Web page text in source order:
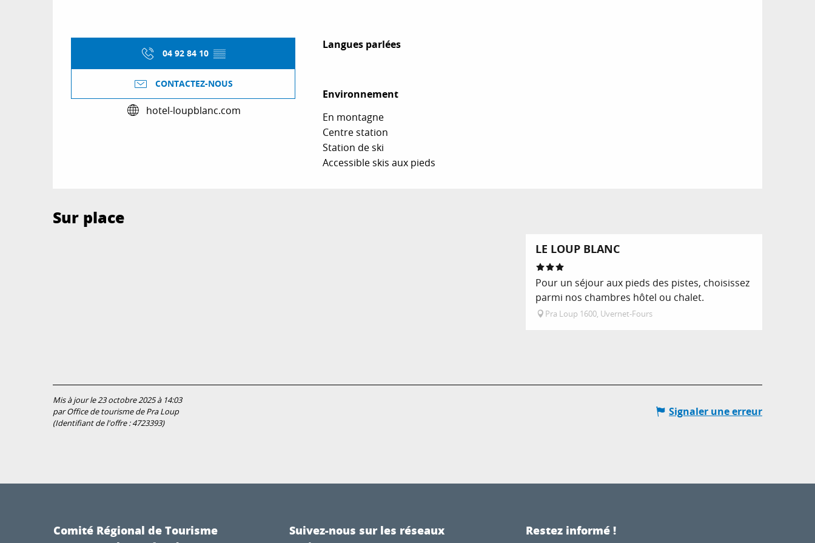
04 92 84 10 ▒▒
CONTACTEZ-NOUS
hotel-loupblanc.com
Langues parlées
Langues parlées
Environnement
Environnement
En montagne
Centre station
Station de ski
Accessible skis aux pieds
Sur place
LE LOUP BLANC
Pour un séjour aux pieds des pistes, choisissez
parmi nos chambres hôtel ou chalet.
Pra Loup 1600, Uvernet-Fours
Mis à jour le 23 octobre 2025 à 14:03
par Office de tourisme de Pra Loup
(Identifiant de l'offre :4723393)
Signaler une erreur
Comité Régional de Tourisme
Suivez-nous sur les réseaux
Restez informé !